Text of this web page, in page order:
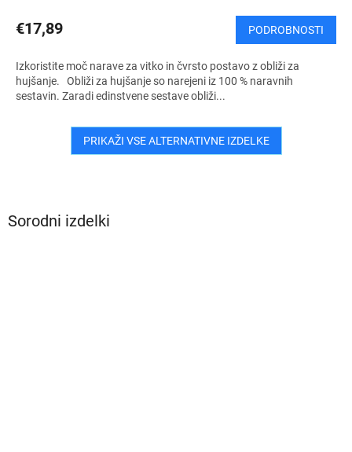
Sorodni izdelki
€17,89 PODROBNOSTI
Izkoristite moč narave za vitko in čvrsto postavo z obliži za
hujšanje. Obliži za hujšanje so narejeni iz 100 % naravnih
sestavin. Zaradi edinstvene sestave obliži...
PRIKAŽI VSE ALTERNATIVNE IZDELKE